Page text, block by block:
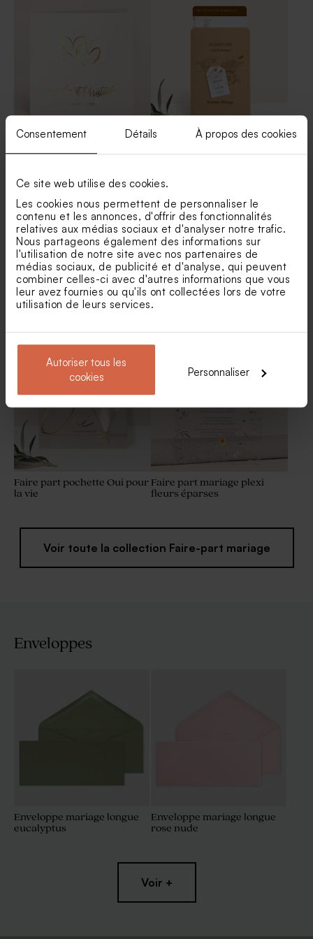
Consentement Détails À propos des cookies
Ce site web utilise des cookies.
Les cookies nous permettent de personnaliser le
contenu et les annonces, d'offrir des fonctionnalités
relatives aux médias sociaux et d'analyser notre trafic.
Nous partageons également des informations sur
l'utilisation de notre site avec nos partenaires de
médias sociaux, de publicité et d'analyse, qui peuvent
combiner celles-ci avec d'autres informations que vous
leur avez fournies ou qu'ils ont collectées lors de votre
utilisation de leurs services.
Autoriser tous les
cookies
Personnaliser
verre vide mariage
Pot en verre strié mariage
couvercle en bois gravé
Etiquette plexi ronde -
Cadeau invité mariage
Faire part de mariage carré
double coeurs et dorure
Faire part mariage
passeport et billet de voyage
Faire part mariage élégance Faire part mariage original
Faire part pochette Oui pour
la vie
Faire part mariage plexi
fleurs éparses
Voir toute la collection Faire-part mariage
Enveloppes
Enveloppe mariage longue
eucalyptus
Enveloppe mariage longue
rose nude
Voir +